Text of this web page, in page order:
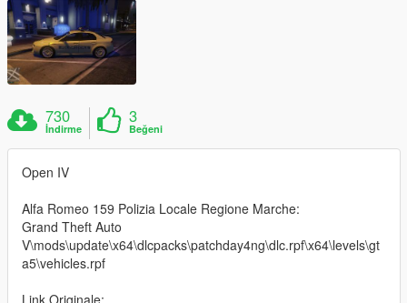
730
İndirme
3
Beğeni
Open IV
Alfa Romeo 159 Polizia Locale Regione Marche:
Grand Theft Auto
V\mods\update\x64\dlcpacks\patchday4ng\dlc.rpf\x64\levels\gt
a5\vehicles.rpf